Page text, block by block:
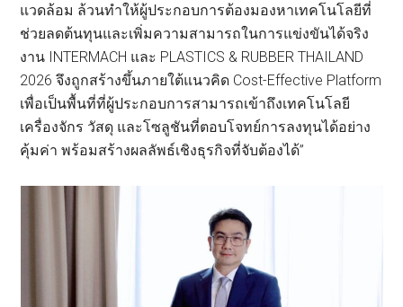
แวดล้อม ล้วนทำให้ผู้ประกอบการต้องมองหาเทคโนโลยีที่
ช่วยลดต้นทุนและเพิ่มความสามารถในการแข่งขันได้จริง
งาน INTERMACH และ PLASTICS & RUBBER THAILAND
2026 จึงถูกสร้างขึ้นภายใต้แนวคิด Cost-Effective Platform
เพื่อเป็นพื้นที่ที่ผู้ประกอบการสามารถเข้าถึงเทคโนโลยี
เครื่องจักร วัสดุ และโซลูชันที่ตอบโจทย์การลงทุนได้อย่าง
คุ้มค่า พร้อมสร้างผลลัพธ์เชิงธุรกิจที่จับต้องได้”